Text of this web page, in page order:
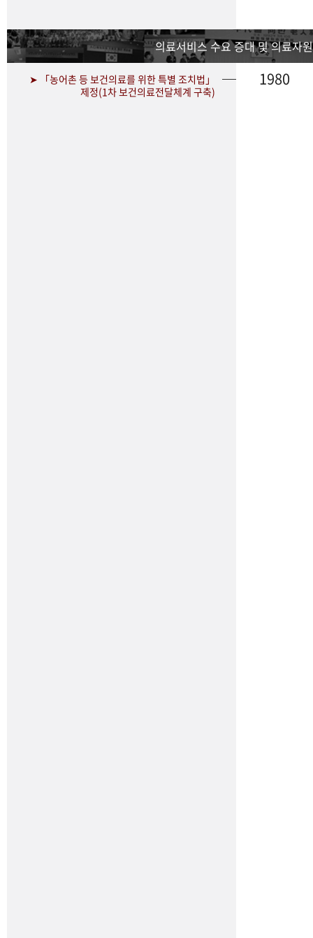
의료서비스 수요 증대 및 의료자
➤ 「농어촌 등 보건의료를 위한 특별 조치법」
제정(1차 보건의료전달체계 구축)
1980